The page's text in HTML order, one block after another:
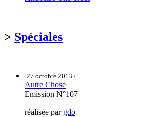
> Spéciales
27 octobre 2013 /
Autre Chose
Emission N°107
réalisée par gdo